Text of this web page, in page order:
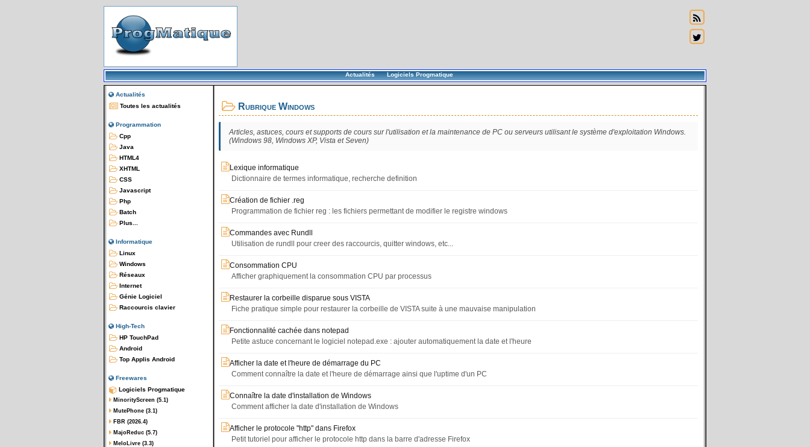
Actualités Logiciels Progmatique
Actualités
Toutes les actualités
Programmation
Cpp
Java
HTML4
XHTML
CSS
Javascript
Php
Batch
Plus...
Informatique
Linux
Windows
Réseaux
Internet
Génie Logiciel
Raccourcis clavier
High-Tech
HP TouchPad
Android
Top Applis Android
Freewares
Logiciels Progmatique
MinorityScreen (5.1)
MutePhone (3.1)
FBR (2026.4)
MajoReduc (5.7)
MeloLivre (3.3)
Rubrique Windows
Articles, astuces, cours et supports de cours sur l'utilisation et la maintenance de PC ou serveurs utilisant le système d'exploitation Windows.
(Windows 98, Windows XP, Vista et Seven)
Lexique informatique
Dictionnaire de termes informatique, recherche definition
Création de fichier .reg
Programmation de fichier reg : les fichiers permettant de modifier le registre windows
Commandes avec Rundll
Utilisation de rundll pour creer des raccourcis, quitter windows, etc...
Consommation CPU
Afficher graphiquement la consommation CPU par processus
Restaurer la corbeille disparue sous VISTA
Fiche pratique simple pour restaurer la corbeille de VISTA suite à une mauvaise manipulation
Fonctionnalité cachée dans notepad
Petite astuce concernant le logiciel notepad.exe : ajouter automatiquement la date et l'heure
Afficher la date et l'heure de démarrage du PC
Comment connaître la date et l'heure de démarrage ainsi que l'uptime d'un PC
Connaître la date d'installation de Windows
Comment afficher la date d'installation de Windows
Afficher le protocole "http" dans Firefox
Petit tutoriel pour afficher le protocole http dans la barre d'adresse Firefox